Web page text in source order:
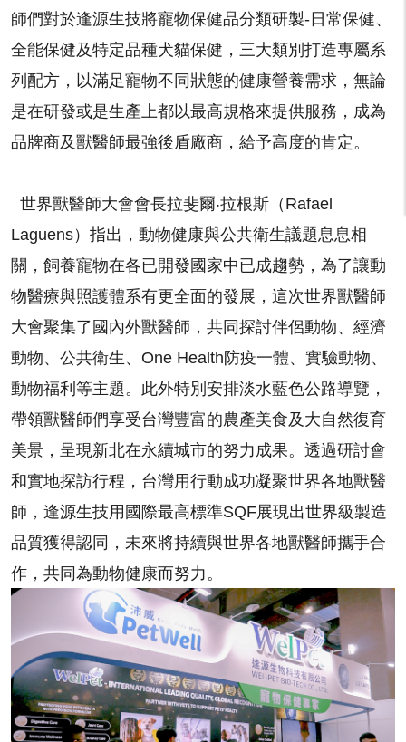
師們對於逢源生技將寵物保健品分類研製-日常保健、
全能保健及特定品種犬貓保健，三大類別打造專屬系
列配方，以滿足寵物不同狀態的健康營養需求，無論
是在研發或是生產上都以最高規格來提供服務，成為
品牌商及獸醫師最強後盾廠商，給予高度的肯定。
世界獸醫師大會會長拉斐爾‧拉根斯（Rafael
Laguens）指出，動物健康與公共衛生議題息息相
關，飼養寵物在各已開發國家中已成趨勢，為了讓動
物醫療與照護體系有更全面的發展，這次世界獸醫師
大會聚集了國內外獸醫師，共同探討伴侶動物、經濟
動物、公共衛生、One Health防疫一體、實驗動物、
動物福利等主題。此外特別安排淡水藍色公路導覽，
帶領獸醫師們享受台灣豐富的農產美食及大自然復育
美景，呈現新北在永續城市的努力成果。透過研討會
和實地探訪行程，台灣用行動成功凝聚世界各地獸醫
師，逢源生技用國際最高標準SQF展現出世界級製造
品質獲得認同，未來將持續與世界各地獸醫師攜手合
作，共同為動物健康而努力。